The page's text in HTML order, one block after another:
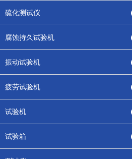
硫化测试仪
腐蚀持久试验机
振动试验机
疲劳试验机
试验机
试验箱